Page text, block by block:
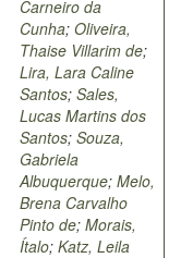
Carneiro da
Cunha; Oliveira,
Thaise Villarim de;
Lira, Lara Caline
Santos; Sales,
Lucas Martins dos
Santos; Souza,
Gabriela
Albuquerque; Melo,
Brena Carvalho
Pinto de; Morais,
Ítalo; Katz, Leila